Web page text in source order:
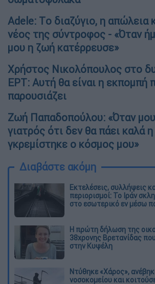
Adele: Tο διαζύγιο, η απώλεια
νέος της σύντροφος - «Όταν
μου η ζωή κατέρρευσε»
Χρήστος Νικολόπουλος στο
ΕΡΤ: Αυτή θα είναι η εκπομπή
παρουσιάζει
Ζωή Παπαδοπούλου: «Όταν
γιατρός ότι δεν θα πάει καλά
γκρεμίστηκε ο κόσμος μου»
Διαβάστε ακόμη
Εκτελέσεις, συλλήψεις
περιορισμοί: Το Ιράν
στο εσωτερικό εν μέσω
Η πρώτη δήλωση της
38χρονης Βρετανίδας
στην Κυψέλη
Ντύθηκε «Χάρος»,
νοσοκομείου και